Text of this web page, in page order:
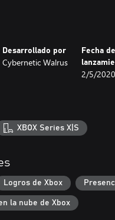
más te apetezca, pero hazlo
Desarrollado por
Cybernetic Walrus
Fecha de
2/5/2020
XBOX Series X|S
Logros de Xbox
la nube de Xbox